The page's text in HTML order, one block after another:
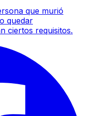
que murió
quedar
ciertos requisitos.